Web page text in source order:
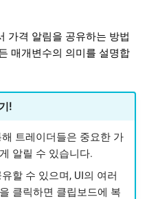
Tiếng Việt
한국어
Deutsch
Français
Italiano
가격 알림을 공유하는 방법
매개변수의 의미를 설명합
!
트레이더들은 중요한 가
알릴 수 있습니다.
할 수 있으며, UI의 여러
클릭하면 클립보드에 복